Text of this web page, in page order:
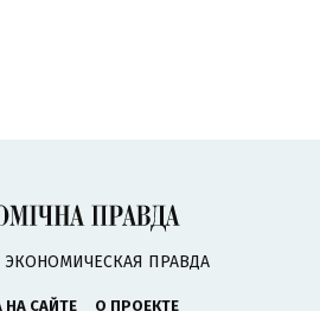
ЭКОНОМИЧЕСКАЯ ПРАВДА
НА САЙТЕ
О ПРОЕКТЕ